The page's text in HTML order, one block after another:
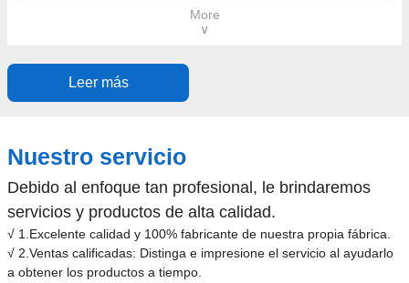
More
∨
Leer más
Nuestro servicio
Debido al enfoque tan profesional, le brindaremos
servicios y productos de alta calidad.
√ 1.Excelente calidad y 100% fabricante de nuestra propia fábrica.
√ 2.Ventas calificadas: Distinga e impresione el servicio al ayudarlo
a obtener los productos a tiempo.